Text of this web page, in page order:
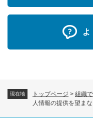
現在地 トップページ > 組織
人情報の提供を望ま